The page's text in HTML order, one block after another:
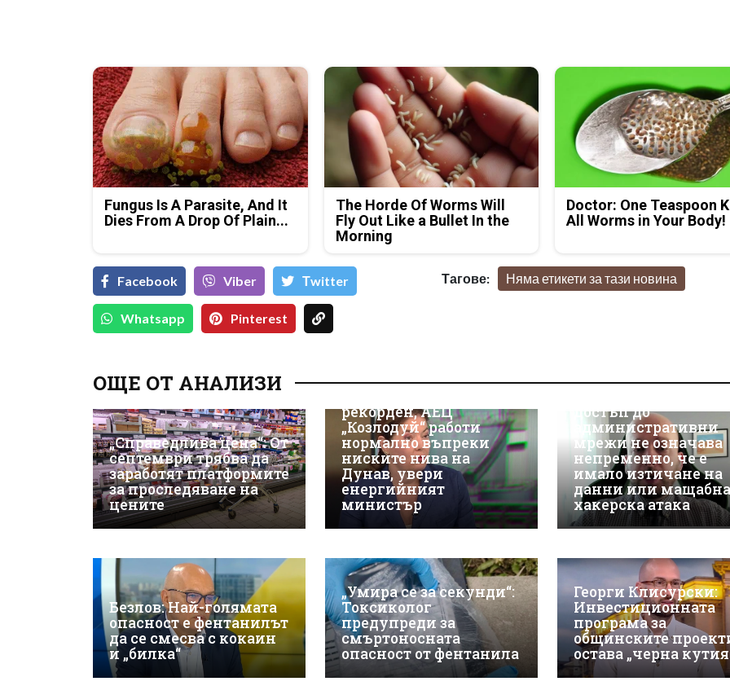
Fungus Is A Parasite, And It
Dies From A Drop Of Plain...
The Horde Of Worms Will
Fly Out Like a Bullet In the
Morning
Doctor: One Teaspoon
All Worms in Your Body!
Facebook Viber Тwitter
Whatsapp Pinterest
Тагове: Няма етикети за тази новина
ОЩЕ ОТ АНАЛИЗИ
„Справедлива цена“: От
септември трябва да
заработят платформите
за проследяване на
цените
рекорден, АЕЦ
„Козлодуй“ работи
нормално въпреки
ниските нива на
Дунав, увери
енергийният
министър
киберсигурност:
достъп до
административни
мрежи не означава
непременно, че е
имало изтичане на
данни или мащабна
хакерска атака
Безлов: Най-голямата
опасност е фентанилът
да се смесва с кокаин
и „билка“
„Умира се за секунди“:
Токсиколог
предупреди за
смъртоносната
опасност от фентанила
Георги Клисурски:
Инвестиционната
програма за
общинските
остава „черна кутия